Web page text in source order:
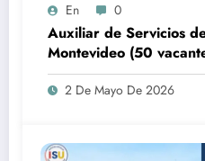
En 0
Auxiliar de Servicios
Montevideo (50
2 De Mayo De 2026